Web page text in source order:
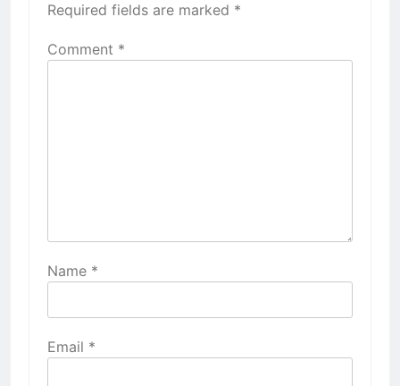
Required fields are marked *
Comment *
Name *
Email *